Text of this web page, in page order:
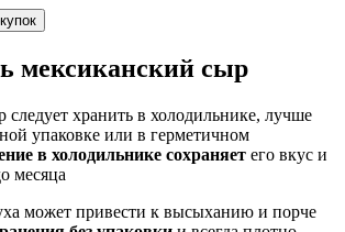
мексиканский сыр
хранить в холодильнике, лучше
упаковке или в герметичном
в холодильнике сохраняет его вкус и
месяца
может привести к высыханию и порче